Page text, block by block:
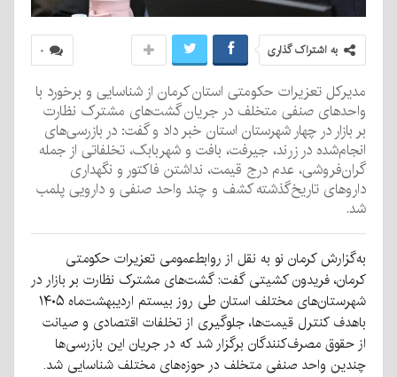
۰ به اشتراک گذاری
مدیرکل تعزیرات حکومتی استان کرمان از شناسایی و برخورد با
واحدهای صنفی متخلف در جریان گشت‌های مشترک نظارت
بر بازار در چهار شهرستان استان خبر داد و گفت: در بازرسی‌های
انجام‌شده در زرند، جیرفت، بافت و شهربابک، تخلفاتی از جمله
گران‌فروشی، عدم درج قیمت، نداشتن فاکتور و نگهداری
داروهای تاریخ‌گذشته کشف و چند واحد صنفی و دارویی پلمب
شد.
به‌گزارش کرمان نو به نقل از روابط‌عمومی تعزیرات حکومتی
کرمان، فریدون کشیتی گفت: گشت‌های مشترک نظارت بر بازار در
شهرستان‌های مختلف استان طی روز بیستم اردیبهشت‌ماه ۱۴۰۵
باهدف کنترل قیمت‌ها، جلوگیری از تخلفات اقتصادی و صیانت
از حقوق مصرف‌کنندگان برگزار شد که در جریان این بازرسی‌ها
چندین واحد صنفی متخلف در حوزه‌های مختلف شناسایی شد.